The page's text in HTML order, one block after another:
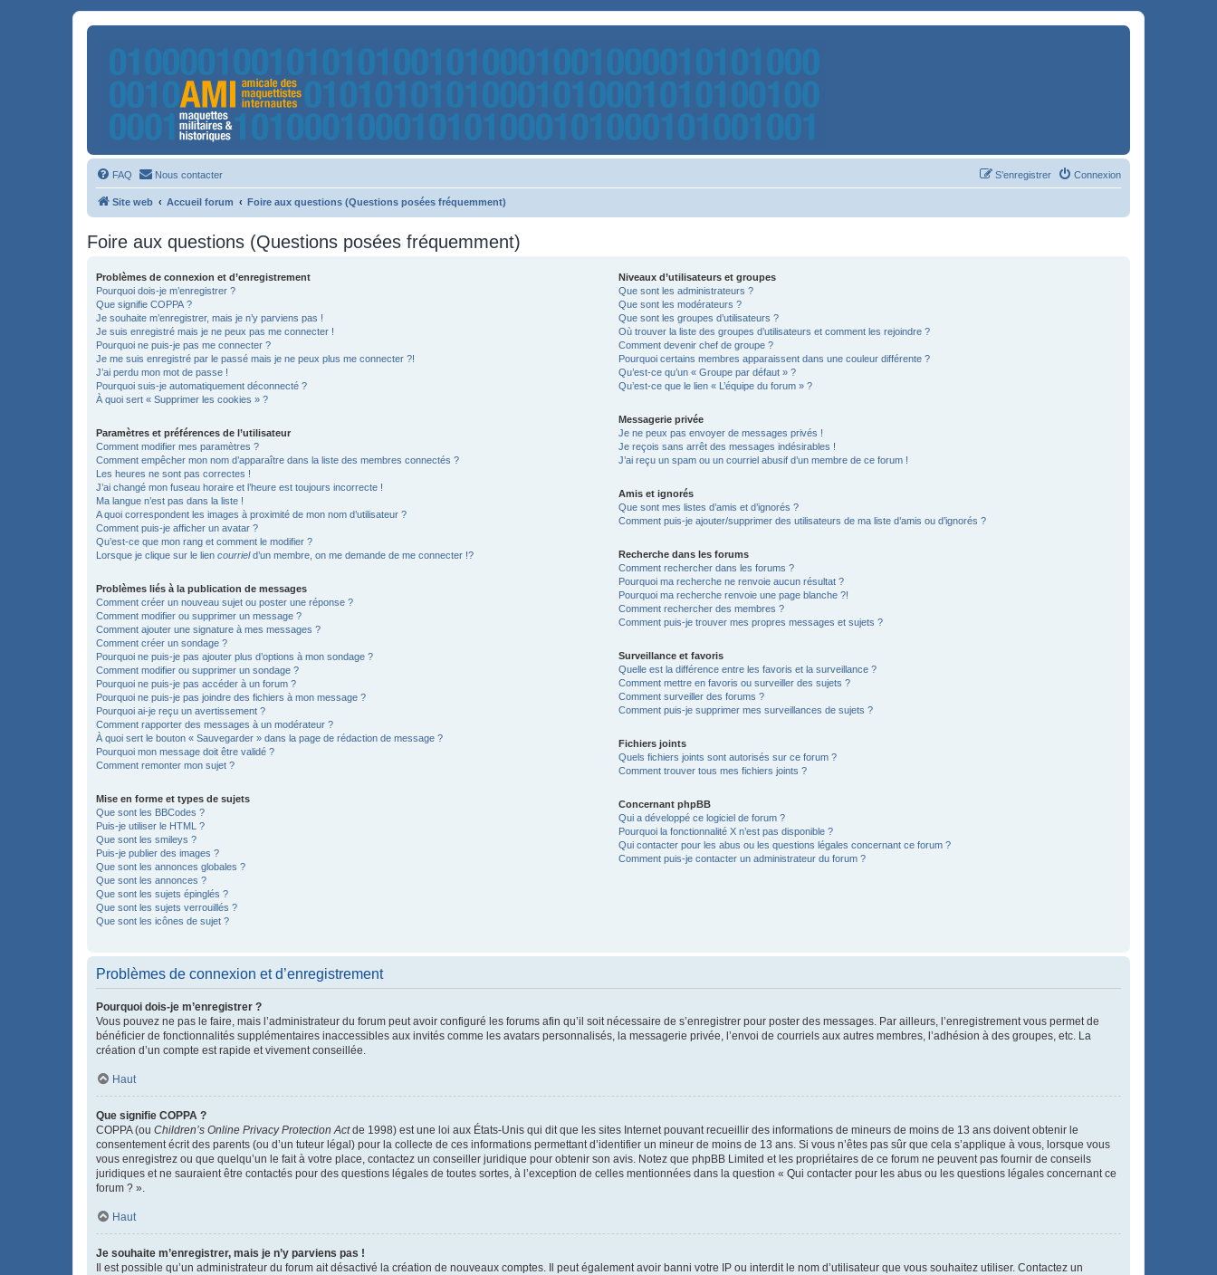
FAQ Nous contacter Connexion
S’enregistrer
Site web Accueil forum Foire aux questions (Questions posées fréquemment)
Foire aux questions (Questions posées fréquemment)
Problèmes de connexion et d’enregistrement
Pourquoi dois-je m’enregistrer ?
Que signifie COPPA ?
Je souhaite m’enregistrer, mais je n’y parviens pas !
Je suis enregistré mais je ne peux pas me connecter !
Pourquoi ne puis-je pas me connecter ?
Je me suis enregistré par le passé mais je ne peux plus me connecter ?!
J’ai perdu mon mot de passe !
Pourquoi suis-je automatiquement déconnecté ?
À quoi sert « Supprimer les cookies » ?
Paramètres et préférences de l’utilisateur
Comment modifier mes paramètres ?
Comment empêcher mon nom d’apparaître dans la liste des membres connectés ?
Les heures ne sont pas correctes !
J’ai changé mon fuseau horaire et l’heure est toujours incorrecte !
Ma langue n’est pas dans la liste !
A quoi correspondent les images à proximité de mon nom d’utilisateur ?
Comment puis-je afficher un avatar ?
Qu’est-ce que mon rang et comment le modifier ?
Lorsque je clique sur le lien courrield’un membre, on me demande de me connecter !?
Problèmes liés à la publication de messages
Comment créer un nouveau sujet ou poster une réponse ?
Comment modifier ou supprimer un message ?
Comment ajouter une signature à mes messages ?
Comment créer un sondage ?
Pourquoi ne puis-je pas ajouter plus d’options à mon sondage ?
Comment modifier ou supprimer un sondage ?
Pourquoi ne puis-je pas accéder à un forum ?
Pourquoi ne puis-je pas joindre des fichiers à mon message ?
Pourquoi ai-je reçu un avertissement ?
Comment rapporter des messages à un modérateur ?
À quoi sert le bouton « Sauvegarder » dans la page de rédaction de message ?
Pourquoi mon message doit être validé ?
Comment remonter mon sujet ?
Mise en forme et types de sujets
Que sont les BBCodes ?
Puis-je utiliser le HTML ?
Que sont les smileys ?
Puis-je publier des images ?
Que sont les annonces globales ?
Que sont les annonces ?
Que sont les sujets épinglés ?
Que sont les sujets verrouillés ?
Que sont les icônes de sujet ?
Niveaux d’utilisateurs et groupes
Que sont les administrateurs ?
Que sont les modérateurs ?
Que sont les groupes d’utilisateurs ?
Où trouver la liste des groupes d’utilisateurs et comment les rejoindre ?
Comment devenir chef de groupe ?
Pourquoi certains membres apparaissent dans une couleur différente ?
Qu’est-ce qu’un « Groupe par défaut » ?
Qu’est-ce que le lien « L’équipe du forum » ?
Messagerie privée
Je ne peux pas envoyer de messages privés !
Je reçois sans arrêt des messages indésirables !
J’ai reçu un spam ou un courriel abusif d’un membre de ce forum !
Amis et ignorés
Que sont mes listes d’amis et d’ignorés ?
Comment puis-je ajouter/supprimer des utilisateurs de ma liste d’amis ou d’ignorés ?
Recherche dans les forums
Comment rechercher dans les forums ?
Pourquoi ma recherche ne renvoie aucun résultat ?
Pourquoi ma recherche renvoie une page blanche ?!
Comment rechercher des membres ?
Comment puis-je trouver mes propres messages et sujets ?
Surveillance et favoris
Quelle est la différence entre les favoris et la surveillance ?
Comment mettre en favoris ou surveiller des sujets ?
Comment surveiller des forums ?
Comment puis-je supprimer mes surveillances de sujets ?
Fichiers joints
Quels fichiers joints sont autorisés sur ce forum ?
Comment trouver tous mes fichiers joints ?
Concernant phpBB
Qui a développé ce logiciel de forum ?
Pourquoi la fonctionnalité X n’est pas disponible ?
Qui contacter pour les abus ou les questions légales concernant ce forum ?
Comment puis-je contacter un administrateur du forum ?
Problèmes de connexion et d’enregistrement
Pourquoi dois-je m’enregistrer ?
Vous pouvez ne pas le faire, mais l’administrateur du forum peut avoir configuré les forums afin qu’il soit nécessaire de s’enregistrer pour poster des messages. Par ailleurs, l’enregistrement vous permet de
bénéficier de fonctionnalités supplémentaires inaccessibles aux invités comme les avatars personnalisés, la messagerie privée, l’envoi de courriels aux autres membres, l’adhésion à des groupes, etc. La
création d’un compte est rapide et vivement conseillée.
Haut
Que signifie COPPA ?
COPPA (ou Children’s Online Privacy Protection Actde 1998) est une loi aux États-Unis qui dit que les sites Internet pouvant recueillir des informations de mineurs de moins de 13 ans doivent obtenir le
consentement écrit des parents (ou d’un tuteur légal) pour la collecte de ces informations permettant d’identifier un mineur de moins de 13 ans. Si vous n’êtes pas sûr que cela s’applique à vous, lorsque vous
vous enregistrez ou que quelqu’un le fait à votre place, contactez un conseiller juridique pour obtenir son avis. Notez que phpBB Limited et les propriétaires de ce forum ne peuvent pas fournir de conseils
juridiques et ne sauraient être contactés pour des questions légales de toutes sortes, à l’exception de celles mentionnées dans la question « Qui contacter pour les abus ou les questions légales concernant ce
forum ? ».
Haut
Je souhaite m’enregistrer, mais je n’y parviens pas !
Il est possible qu’un administrateur du forum ait désactivé la création de nouveaux comptes. Il peut également avoir banni votre IP ou interdit le nom d’utilisateur que vous souhaitez utiliser. Contactez un